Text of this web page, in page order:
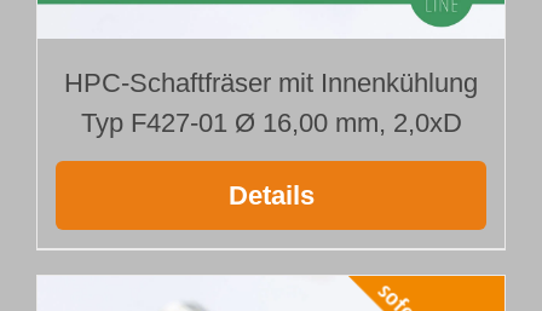
HPC-Schaftfräser mit Innenkühlung
Typ F427-01 Ø 16,00 mm, 2,0xD
Details